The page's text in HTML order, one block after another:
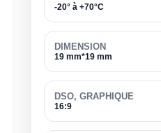
-20° à +70°C
DIMENSION
19 mm*19 mm
DSO, GRAPHIQUE
16:9